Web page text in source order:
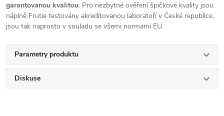
garantovanou kvalitou. Pro nezbytné ověření špičkové kvality jsou
náplně Frutie testovány akreditovanou laboratoří v České republice,
jsou tak naprosto v souladu se všemi normami EU.
Parametry produktu
Diskuse